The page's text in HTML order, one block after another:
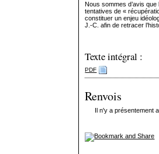
Nous sommes d’avis
tentatives de «
constituer un enjeu
J.-C. afin de retracer
Texte intégral :
PDF
Renvois
Il n'y a présentement